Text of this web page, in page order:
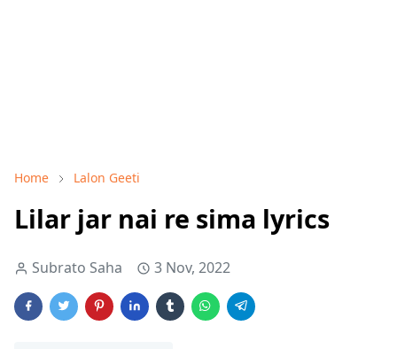
Home Lalon Geeti
Lilar jar nai re sima lyrics
Subrato Saha 3 Nov, 2022